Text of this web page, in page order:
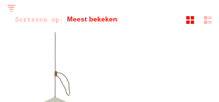
Sorteren op: